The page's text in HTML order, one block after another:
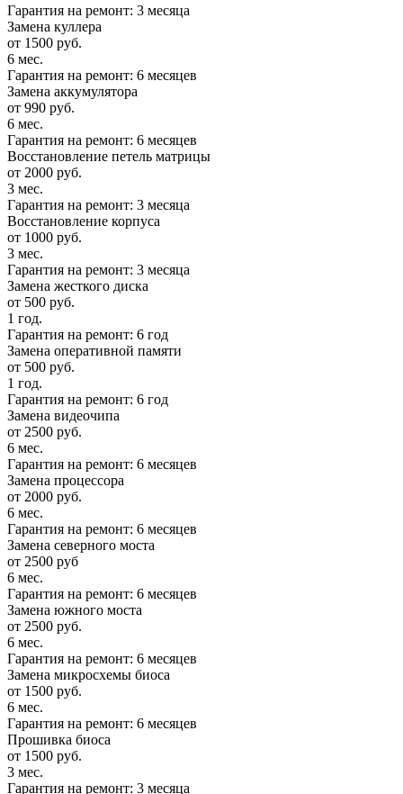
Гарантия на ремонт: 3 месяца
Замена куллера
от 1500 руб.
6 мес.
Гарантия на ремонт: 6 месяцев
Замена аккумулятора
от 990 руб.
6 мес.
Гарантия на ремонт: 6 месяцев
Восстановление петель матрицы
от 2000 руб.
3 мес.
Гарантия на ремонт: 3 месяца
Восстановление корпуса
от 1000 руб.
3 мес.
Гарантия на ремонт: 3 месяца
Замена жесткого диска
от 500 руб.
1 год.
Гарантия на ремонт: 6 год
Замена оперативной памяти
от 500 руб.
1 год.
Гарантия на ремонт: 6 год
Замена видеочипа
от 2500 руб.
6 мес.
Гарантия на ремонт: 6 месяцев
Замена процессора
от 2000 руб.
6 мес.
Гарантия на ремонт: 6 месяцев
Замена северного моста
от 2500 руб
6 мес.
Гарантия на ремонт: 6 месяцев
Замена южного моста
от 2500 руб.
6 мес.
Гарантия на ремонт: 6 месяцев
Замена микросхемы биоса
от 1500 руб.
6 мес.
Гарантия на ремонт: 6 месяцев
Прошивка биоса
от 1500 руб.
3 мес.
Гарантия на ремонт: 3 месяца